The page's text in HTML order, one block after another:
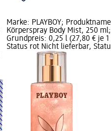
Marke: PLAYBOY;
Körperspray Body Mist, 250
Grundpreis: 0,25 l (27,80 € je
Status rot Nicht lieferbar,